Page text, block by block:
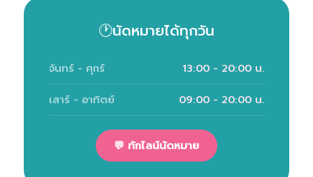
🕐นัดหมายได้ทุกวัน
จันทร์ - ศุกร์ 13:00 - 20:00 น.
เสาร์ - อาทิตย์ 09:00 - 20:00 น.
💬 ทักไลน์นัดหมาย